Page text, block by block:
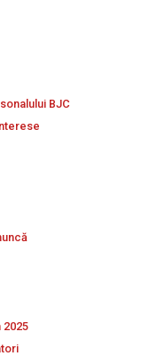
BJC
2025